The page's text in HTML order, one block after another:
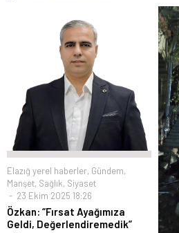
Elazığ yerel haberler, Gündem,
Manşet, Sağlık, Siyaset
23 Ekim 2025 18:26
Özkan: “Fırsat Ayağımıza
Geldi, Değerlendiremedik”